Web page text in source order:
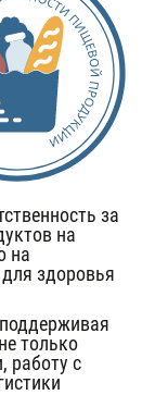
за
на
на
здоровья
только
работу с